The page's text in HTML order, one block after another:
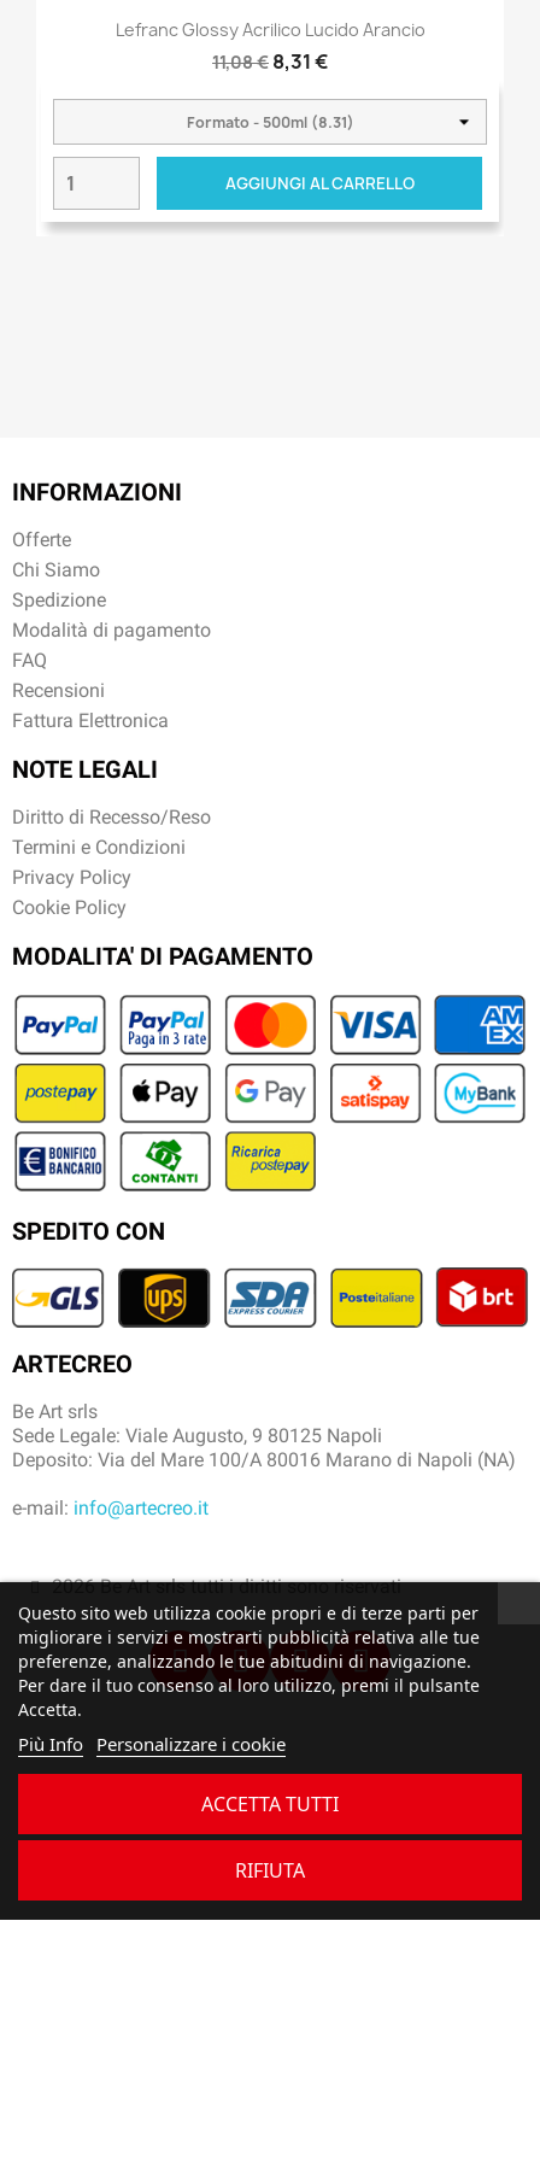
Lefranc Glossy Acrilico Lucido Arancio
11,08 € 8,31 €
AGGIUNGI AL CARRELLO
INFORMAZIONI
Offerte
Chi Siamo
Spedizione
Modalità di pagamento
FAQ
Recensioni
Fattura Elettronica
NOTE LEGALI
Diritto di Recesso/Reso
Termini e Condizioni
Privacy Policy
Cookie Policy
MODALITA' DI PAGAMENTO
SPEDITO CON
ARTECREO
Be Art srls
Sede Legale: Viale Augusto, 9 80125 Napoli
Deposito: Via del Mare 100/A 80016 Marano di Napoli (NA)
e-mail: info@artecreo.it
2026 Be Art srls tutti i diritti sono riservati
Questo sito web utilizza cookie propri e di terze parti per
migliorare i servizi e mostrarti pubblicità relativa alle tue
preferenze, analizzando le tue abitudini di navigazione.
Per dare il tuo consenso al loro utilizzo, premi il pulsante
Accetta.
Più Info Personalizzare i cookie
RIFIUTA
ACCETTA TUTTI